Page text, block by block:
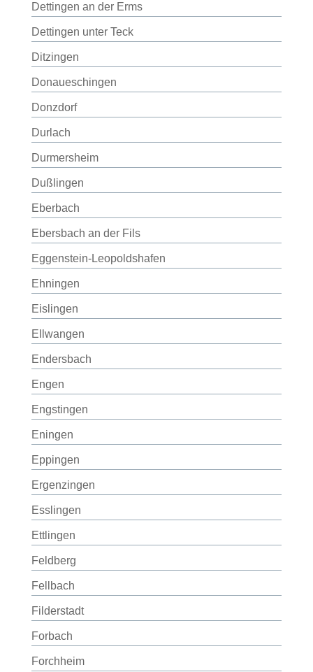
Dettingen an der Erms
Dettingen unter Teck
Ditzingen
Donaueschingen
Donzdorf
Durlach
Durmersheim
Dußlingen
Eberbach
Ebersbach an der Fils
Eggenstein-Leopoldshafen
Ehningen
Eislingen
Ellwangen
Endersbach
Engen
Engstingen
Eningen
Eppingen
Ergenzingen
Esslingen
Ettlingen
Feldberg
Fellbach
Filderstadt
Forbach
Forchheim